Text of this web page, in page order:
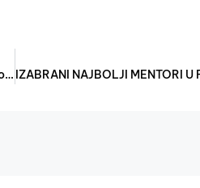
Javni natječaj – grant sredstva u 2019. godini